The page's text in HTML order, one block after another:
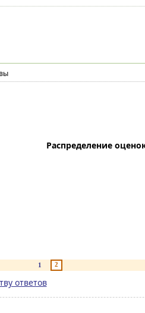
Распределение
1 2
ответов